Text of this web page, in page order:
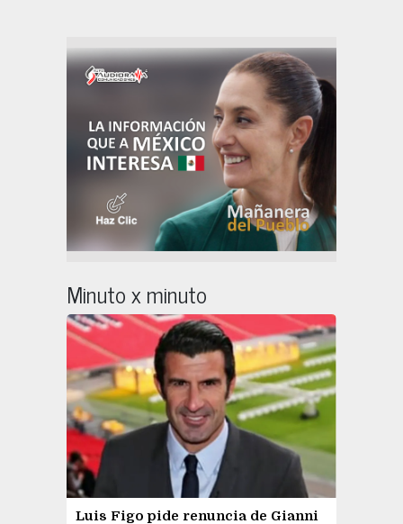
Minuto x minuto
Luis Figo pide renuncia de Gianni